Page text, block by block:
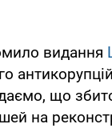
видання
що
на